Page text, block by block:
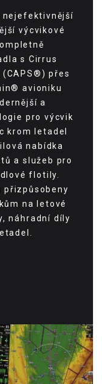
nejefektivnější
výcvikové
s Cirrus
přes
avioniku
a
pro výcvik
krom letadel
nabídka
a služeb pro
flotily.
na letové
náhradní díly